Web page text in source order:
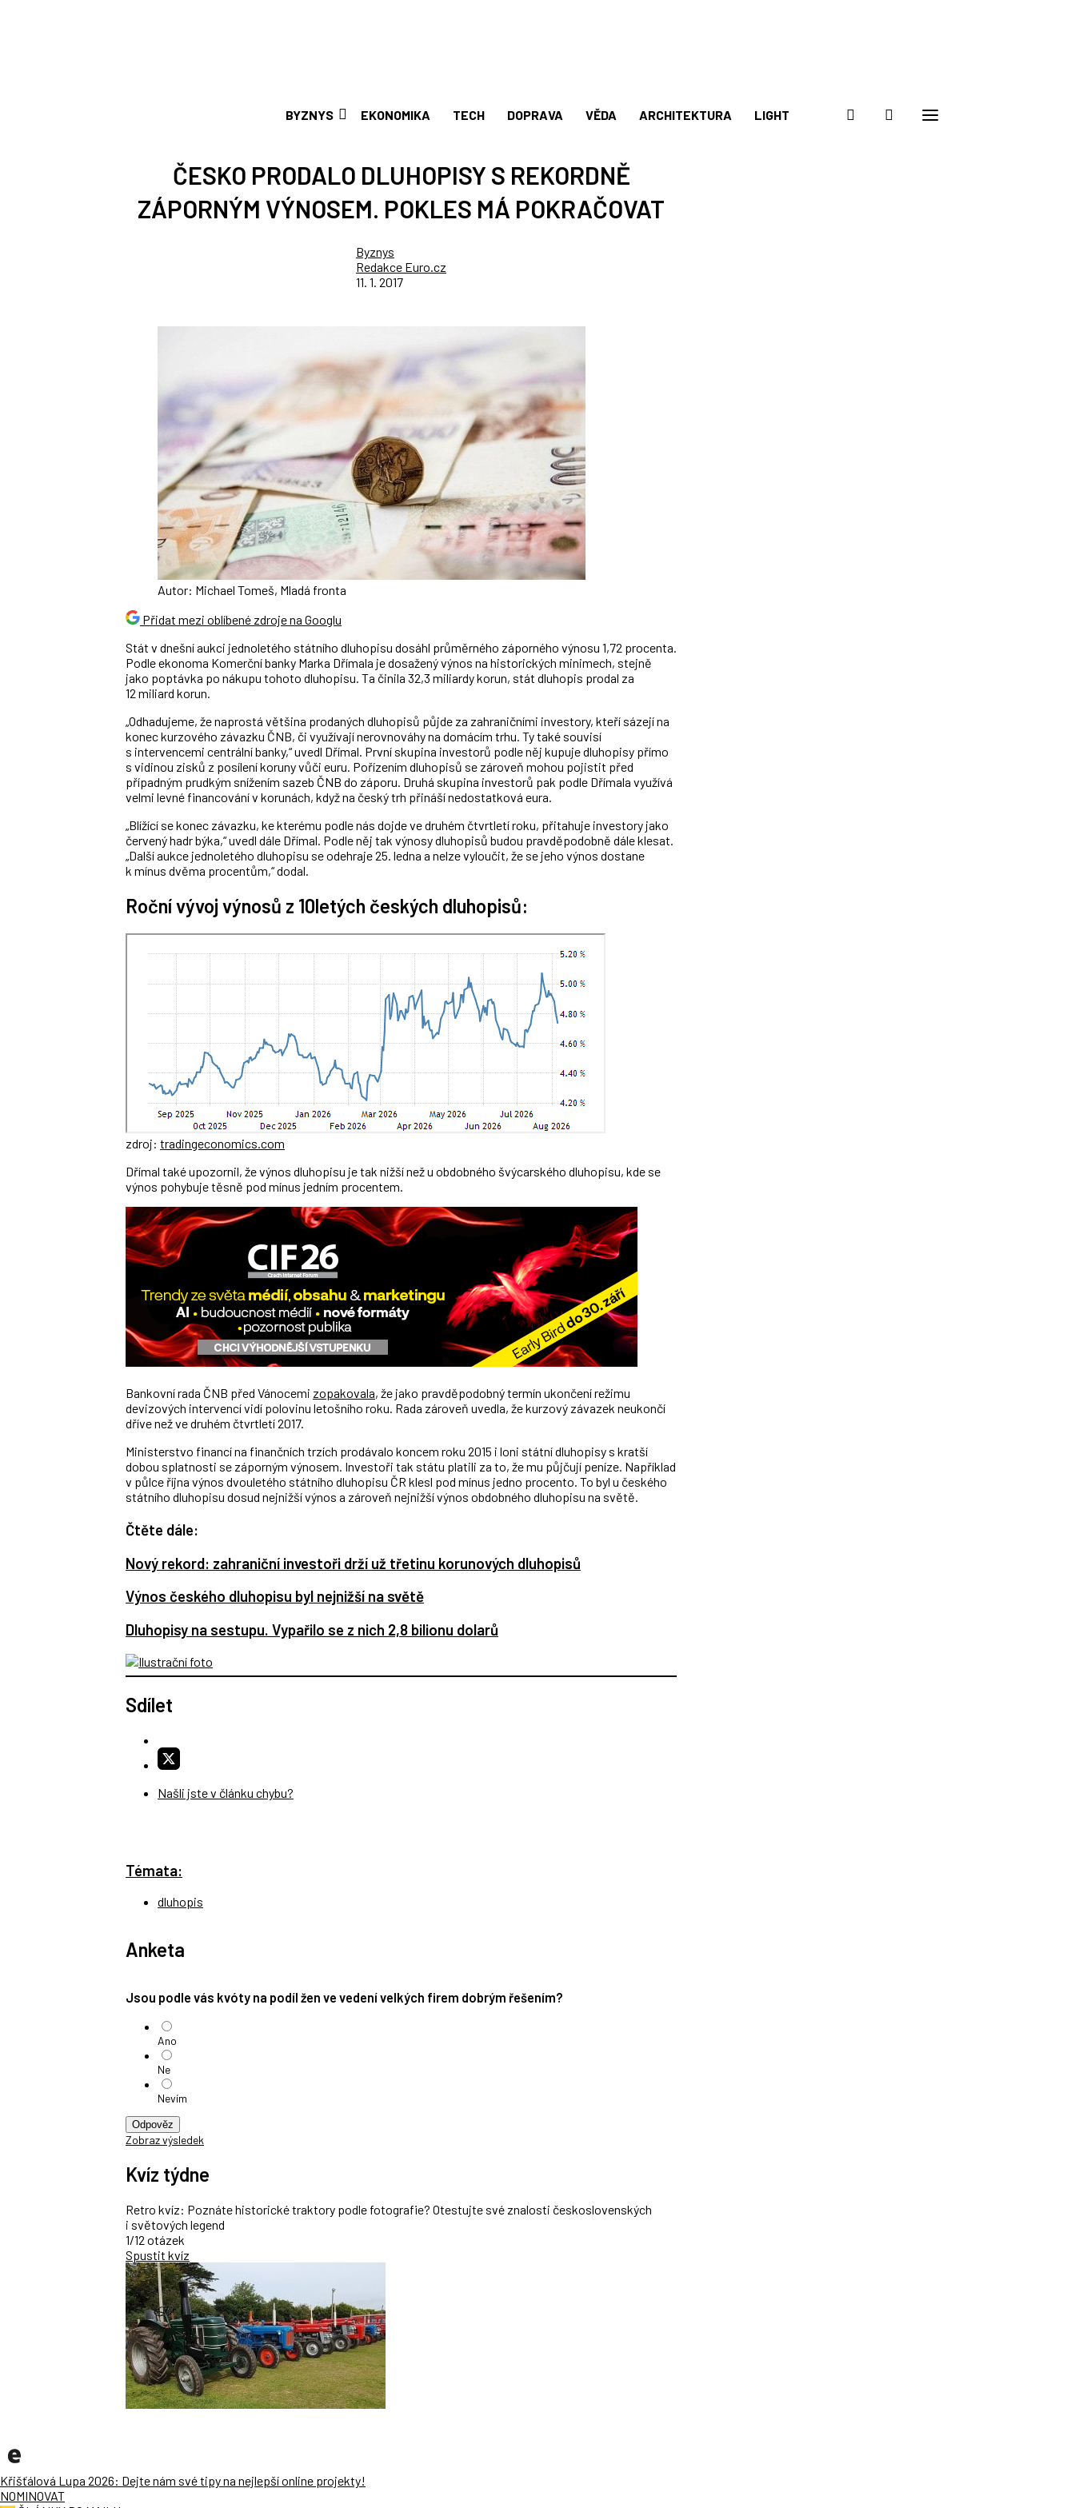
BYZNYS EKONOMIKA TECH DOPRAVA VĚDA ARCHITEKTURA LIGHT
ČESKO PRODALO DLUHOPISY S REKORDNĚ
ZÁPORNÝM VÝNOSEM. POKLES MÁ POKRAČOVAT
Byznys
Redakce Euro.cz
11. 1. 2017
Autor: Michael Tomeš, Mladá fronta
Přidat mezi oblíbené zdroje na Googlu
Stát v dnešní aukci jednoletého státního dluhopisu dosáhl průměrného záporného výnosu 1,72 procenta.
Podle ekonoma Komerční banky Marka Dřímala je dosažený výnos na historických minimech, stejně
jako poptávka po nákupu tohoto dluhopisu. Ta činila 32,3 miliardy korun, stát dluhopis prodal za
12 miliard korun.
„Odhadujeme, že naprostá většina prodaných dluhopisů půjde za zahraničními investory, kteří sázejí na
konec kurzového závazku ČNB, či využívají nerovnováhy na domácím trhu. Ty také souvisí
s intervencemi centrální banky,“ uvedl Dřímal. První skupina investorů podle něj kupuje dluhopisy přímo
s vidinou zisků z posílení koruny vůči euru. Pořízením dluhopisů se zároveň mohou pojistit před
případným prudkým snížením sazeb ČNB do záporu. Druhá skupina investorů pak podle Dřímala využívá
velmi levné financování v korunách, když na český trh přináší nedostatková eura.
„Blížící se konec závazku, ke kterému podle nás dojde ve druhém čtvrtletí roku, přitahuje investory jako
červený hadr býka,“ uvedl dále Dřímal. Podle něj tak výnosy dluhopisů budou pravděpodobně dále klesat.
„Další aukce jednoletého dluhopisu se odehraje 25. ledna a nelze vyloučit, že se jeho výnos dostane
k mínus dvěma procentům,“ dodal.
Roční vývoj výnosů z 10letých českých dluhopisů:
zdroj: tradingeconomics.com
Dřímal také upozornil, že výnos dluhopisu je tak nižší než u obdobného švýcarského dluhopisu, kde se
výnos pohybuje těsně pod mínus jedním procentem.
Bankovní rada ČNB před Vánocemi zopakovala, že jako pravděpodobný termín ukončení režimu
devizových intervencí vidí polovinu letošního roku. Rada zároveň uvedla, že kurzový závazek neukončí
dříve než ve druhém čtvrtletí 2017.
Ministerstvo financí na finančních trzích prodávalo koncem roku 2015 i loni státní dluhopisy s kratší
dobou splatnosti se záporným výnosem. Investoři tak státu platili za to, že mu půjčují peníze. Například
v půlce října výnos dvouletého státního dluhopisu ČR klesl pod mínus jedno procento. To byl u českého
státního dluhopisu dosud nejnižší výnos a zároveň nejnižší výnos obdobného dluhopisu na světě.
Čtěte dále:
Nový rekord: zahraniční investoři drží už třetinu korunových dluhopisů
Výnos českého dluhopisu byl nejnižší na světě
Dluhopisy na sestupu. Vypařilo se z nich 2,8 bilionu dolarů
Sdílet
Našli jste v článku chybu?
Témata:
dluhopis
Anketa
Jsou podle vás kvóty na podíl žen ve vedení velkých firem dobrým řešením?
Ano
Ne
Nevím
Odpověz
Zobraz výsledek
Kvíz týdne
Retro kvíz: Poznáte historické traktory podle fotografie? Otestujte své znalosti československých
i světových legend
1/12 otázek
Spustit kvíz
Křišťálová Lupa 2026: Dejte nám své tipy na nejlepší online projekty!
NOMINOVAT